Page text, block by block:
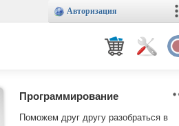
Авторизация
Программирование
Поможем друг другу разобраться в